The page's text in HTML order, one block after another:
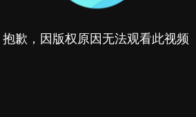
抱歉，因版权原因无法观看此视频